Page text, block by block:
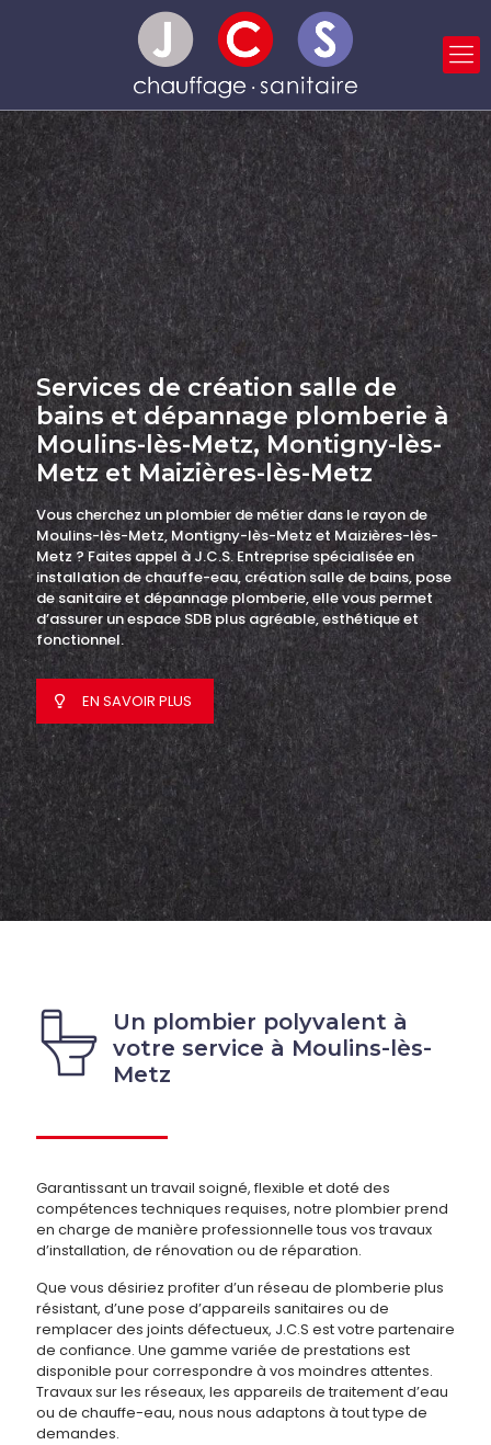
Services de création salle de
bains et dépannage plomberie à
Moulins-lès-Metz, Montigny-lès-
Metz et Maizières-lès-Metz
Vous cherchez un plombier de métier dans le rayon de
Moulins-lès-Metz, Montigny-lès-Metz et Maizières-lès-
Metz ? Faites appel à J.C.S. Entreprise spécialisée en
installation de chauffe-eau, création salle de bains, pose
de sanitaire et dépannage plomberie, elle vous permet
d’assurer un espace SDB plus agréable, esthétique et
fonctionnel.
EN SAVOIR PLUS
Un plombier polyvalent à
votre service à Moulins-lès-
Metz
Garantissant un travail soigné, flexible et doté des
compétences techniques requises, notre plombier prend
en charge de manière professionnelle tous vos travaux
d’installation, de rénovation ou de réparation.
Que vous désiriez profiter d’un réseau de plomberie plus
résistant, d’une pose d’appareils sanitaires ou de
remplacer des joints défectueux, J.C.S est votre partenaire
de confiance. Une gamme variée de prestations est
disponible pour correspondre à vos moindres attentes.
Travaux sur les réseaux, les appareils de traitement d’eau
ou de chauffe-eau, nous nous adaptons à tout type de
demandes.